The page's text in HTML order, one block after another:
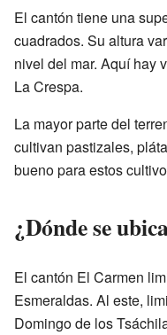
El cantón tiene una
cuadrados. Su altura
nivel del mar. Aquí hay
La Crespa.
La mayor parte del
cultivan pastizales,
bueno para estos
¿Dónde se
El cantón El Carmen
Esmeraldas. Al este,
Domingo de los